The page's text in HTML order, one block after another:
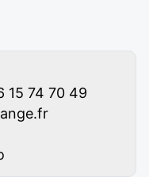
15 74 70 49